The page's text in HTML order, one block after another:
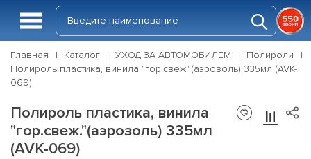
Главная Каталог УХОД ЗА АВТОМОБИЛЕМ
Полироли
Полироль пластика, винила "гор.свеж."(аэрозоль) 335мл (AVK-
069)
Полироль пластика, винила
"гор.свеж."(аэрозоль) 335мл
(AVK-069)